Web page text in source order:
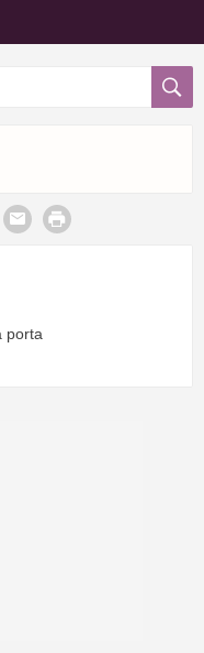
porta